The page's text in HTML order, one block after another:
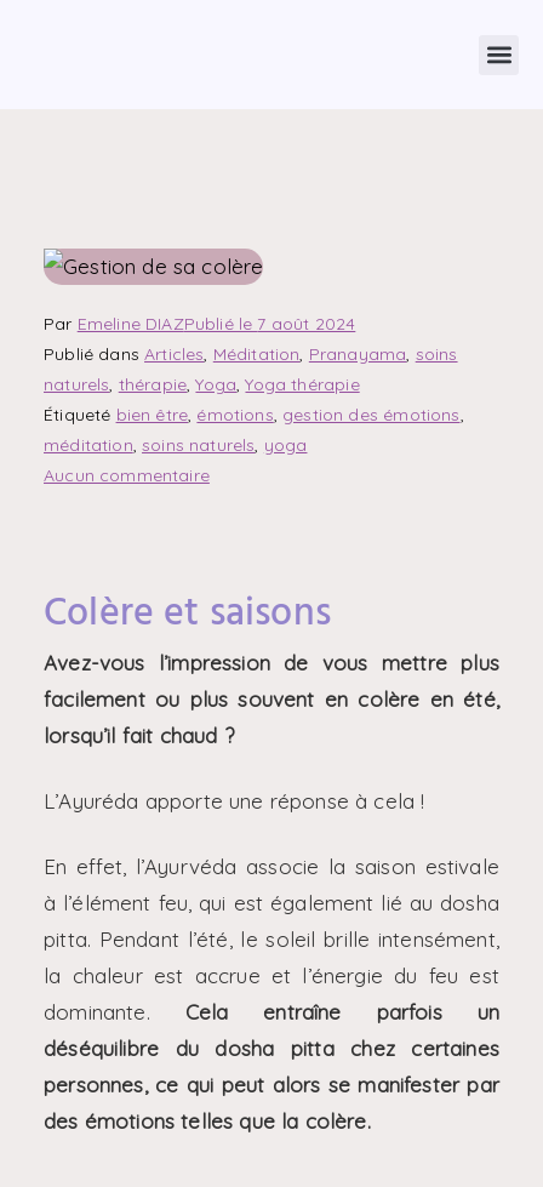
Par Emeline DIAZPublié le 7 août 2024
Publié dansArticles, Méditation, Pranayama, soins
naturels, thérapie,Yoga,Yoga thérapie
Étiqueté bien être, émotions, gestion des émotions,
méditation,soins naturels, yoga
Aucun commentaire
Colère et saisons
Avez-vous l’impression de vous mettre plus
facilement ou plus souvent en colère en été,
lorsqu’il fait chaud ?
L’Ayuréda apporte une réponse à cela !
En effet, l’Ayurvéda associe la saison estivale
à l’élément feu, qui est également lié au dosha
pitta. Pendant l’été, le soleil brille intensément,
la chaleur est accrue et l’énergie du feu est
dominante. Cela entraîne parfois un
déséquilibre du dosha pitta chez certaines
personnes, ce qui peut alors se manifester par
des émotions telles que la colère.